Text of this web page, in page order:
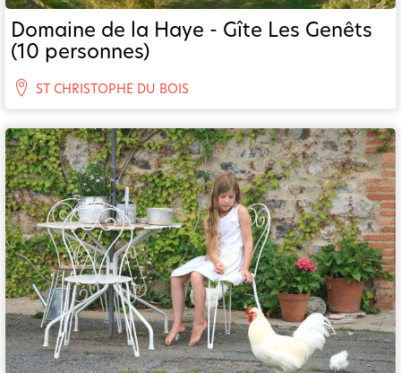
Domaine de la Haye - Gîte Les Genêts
(10 personnes)
ST CHRISTOPHE DU BOIS